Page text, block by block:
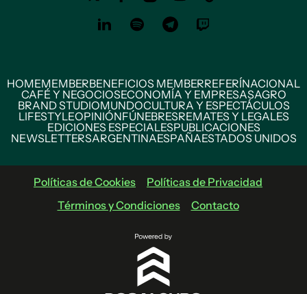
HOMEMEMBERBENEFICIOS MEMBERREFERÍNACIONAL
CAFÉ Y NEGOCIOSECONOMÍA Y EMPRESASAGRO
BRAND STUDIOMUNDOCULTURA Y ESPECTÁCULOS
LIFESTYLEOPINIÓNFÚNEBRESREMATES Y LEGALES
EDICIONES ESPECIALESPUBLICACIONES
NEWSLETTERSARGENTINAESPAÑAESTADOS UNIDOS
Políticas de Cookies
Políticas de Privacidad
Términos y Condiciones
Contacto